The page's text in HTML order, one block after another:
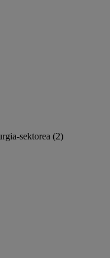
sektorea (2)